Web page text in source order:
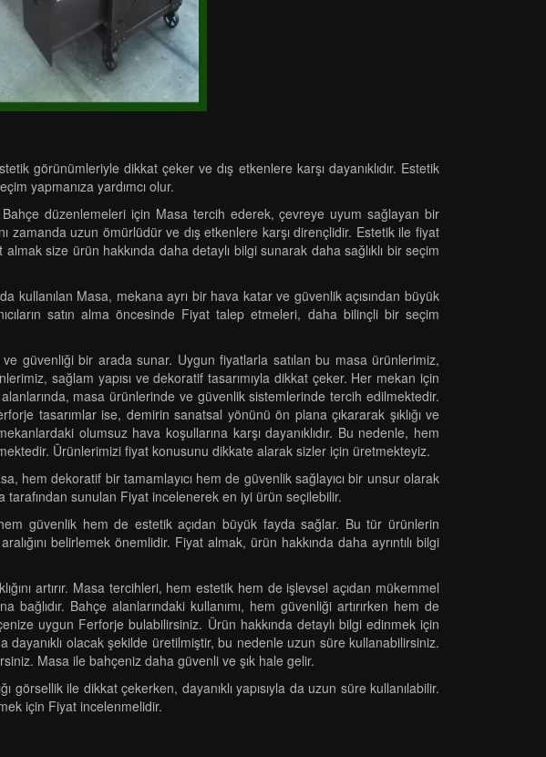
görünümleriyle dikkat çeker ve dış etkenlere karşı dayanıklıdır. Estetik
yapmanıza yardımcı olur.
düzenlemeleri için Masa tercih ederek, çevreye uyum sağlayan bir
uzun ömürlüdür ve dış etkenlere karşı dirençlidir. Estetik ile fiyat
size ürün hakkında daha detaylı bilgi sunarak daha sağlıklı bir seçim
kullanılan Masa, mekana ayrı bir hava katar ve güvenlik açısından büyük
satın alma öncesinde Fiyat talep etmeleri, daha bilinçli bir seçim
güvenliği bir arada sunar. Uygun fiyatlarla satılan bu masa ürünlerimiz,
sağlam yapısı ve dekoratif tasarımıyla dikkat çeker. Her mekan için
masa ürünlerinde ve güvenlik sistemlerinde tercih edilmektedir.
tasarımlar ise, demirin sanatsal yönünü ön plana çıkararak şıklığı ve
olumsuz hava koşullarına karşı dayanıklıdır. Bu nedenle, hem
Ürünlerimizi fiyat konusunu dikkate alarak sizler için üretmekteyiz.
hem dekoratif bir tamamlayıcı hem de güvenlik sağlayıcı bir unsur olarak
sunulan Fiyat incelenerek en iyi ürün seçilebilir.
güvenlik hem de estetik açıdan büyük fayda sağlar. Bu tür ürünlerin
belirlemek önemlidir. Fiyat almak, ürün hakkında daha ayrıntılı bilgi
artırır. Masa tercihleri, hem estetik hem de işlevsel açıdan mükemmel
Bahçe alanlarındaki kullanımı, hem güvenliği artırırken hem de
uygun Ferforje bulabilirsiniz. Ürün hakkında detaylı bilgi edinmek için
dayanıklı olacak şekilde üretilmiştir, bu nedenle uzun süre kullanabilirsiniz.
Masa ile bahçeniz daha güvenli ve şık hale gelir.
ile dikkat çekerken, dayanıklı yapısıyla da uzun süre kullanılabilir.
için Fiyat incelenmelidir.